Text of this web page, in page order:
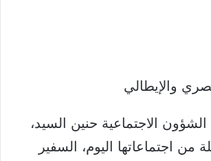
الاجتماعية حنين السيد،
اجتماعاتها اليوم، السفير